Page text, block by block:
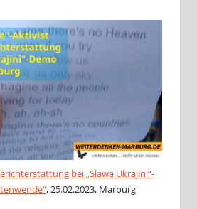
bei „Slawa Ukrajini“-
, 25.02.2023, Marburg